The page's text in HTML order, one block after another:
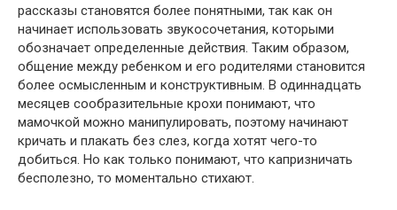
рассказы становятся более понятными, так как он
начинает использовать звукосочетания, которыми
обозначает определенные действия. Таким образом,
общение между ребенком и его родителями становится
более осмысленным и конструктивным. В одиннадцать
месяцев сообразительные крохи понимают, что
мамочкой можно манипулировать, поэтому начинают
кричать и плакать без слез, когда хотят чего-то
добиться. Но как только понимают, что капризничать
бесполезно, то моментально стихают.